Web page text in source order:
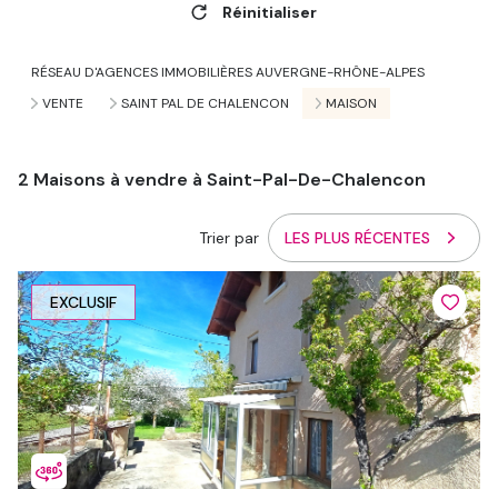
Réinitialiser
RÉSEAU D'AGENCES IMMOBILIÈRES AUVERGNE-RHÔNE-ALPES
VENTE
SAINT PAL DE CHALENCON MAISON
2 Maisons à vendre à Saint-Pal-De-Chalencon
Trier par LES PLUS RÉCENTES
EXCLUSIF